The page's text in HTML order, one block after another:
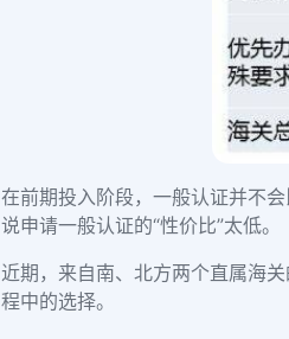
在前期投入阶段，一般认证并不
说申请一般认证的“性价比”太低。
近期，来自南、北方两个直属海
程中的选择。